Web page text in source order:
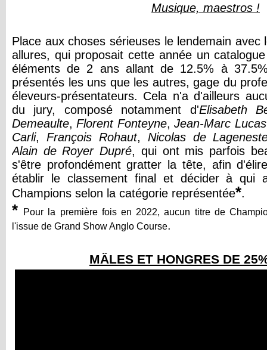
Musique, maestros !
Place aux choses sérieuses le lendemain
allures, qui proposait cette année un
éléments de 2 ans allant de 12.5% à
présentés les uns que les autres, gage du
éleveurs-présentateurs. Cela n'a d'ailleurs
du jury, composé notamment d'Elisabeth
Demeaulte,Florent Fonteyne,Jean-Marc Lucas
Carli, François Rohaut, Nicolas de
Alain de Royer Dupré, qui ont mis parfois
s'être profondément gratter la tête, afin
établir le classement final et décider à qui
Champions selon la catégorie représentée*.
* Pour la première fois en 2022, aucun titre de
l'issue de Grand Show Anglo Course.
MÂLES ET HONGRES DE